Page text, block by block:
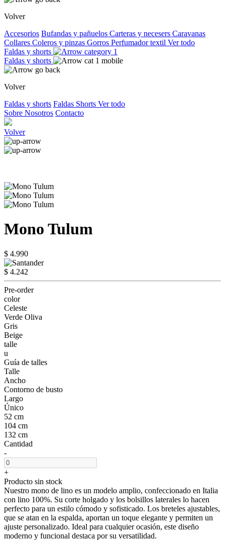
Volver
Accesorios Bufandas y pañuelos Carteras y necesers Caravanas
Collares Coleros y pinzas Gorros Perfumador textil Ver todo
Faldas y shorts
Faldas y shorts
Volver
Faldas y shorts Faldas Shorts Ver todo
Sobre Nosotros Contacto
Volver
Mono Tulum
$ 4.990
$ 4.242
Pre-order
color
Celeste
Verde Oliva
Gris
Beige
talle
u
Guía de talles
Talle
Ancho
Contorno de busto
Largo
Único
52 cm
104 cm
132 cm
Cantidad
-
+
Producto sin stock
Nuestro mono de lino es un modelo amplio, confeccionado en Italia
con lino 100%. Su corte holgado y los bolsillos laterales lo hacen
perfecto para un estilo cómodo y sofisticado. Los breteles ajustables,
que se atan en la espalda, aportan un toque elegante y permiten un
ajuste personalizado. Ideal para cualquier ocasión, este diseño
moderno y funcional destaca por su versatilidad.